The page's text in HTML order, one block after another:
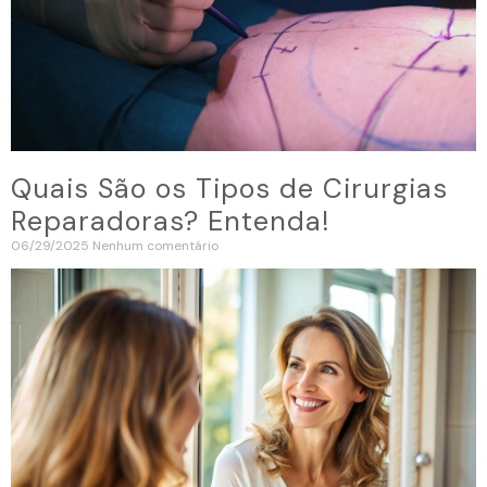
Quais São os Tipos de Cirurgias
Reparadoras? Entenda!
06/29/2025 Nenhum comentário